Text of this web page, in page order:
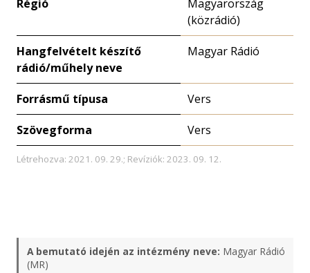
Régió
Magyarország
(közrádió)
Hangfelvételt készítő
rádió/műhely neve
Magyar Rádió
Forrásmű típusa Vers
Szövegforma Vers
Létrehozva: 2021. 09. 29.; Revíziók: 2023. 09. 12.
A bemutató idején az intézmény neve: Magyar Rádió
(MR)